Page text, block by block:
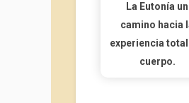
La Eutonía un
camino hacia
experiencia total
cuerpo.